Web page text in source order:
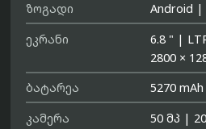
ზოგადი
Android |
ეკრანი
6.8 " |
2800 ×
ბატარეა
5270 mAh
კამერა
50 მპ |